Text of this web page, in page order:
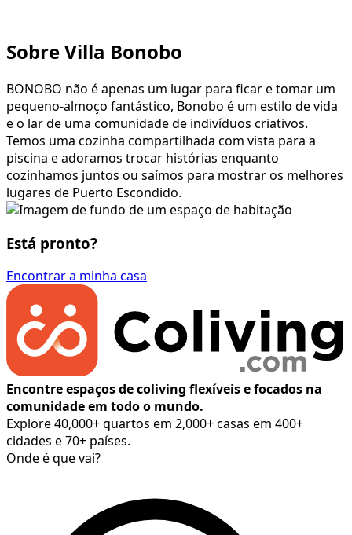
Sobre Villa Bonobo
BONOBO não é apenas um lugar para ficar e tomar um
pequeno-almoço fantástico, Bonobo é um estilo de vida
e o lar de uma comunidade de indivíduos criativos.
Temos uma cozinha compartilhada com vista para a
piscina e adoramos trocar histórias enquanto
cozinhamos juntos ou saímos para mostrar os melhores
lugares de Puerto Escondido.
Está pronto?
Encontrar a minha casa
Encontre espaços de coliving flexíveis e focados na
comunidade em todo o mundo.
Explore 40,000+ quartos em 2,000+ casas em 400+
cidades e 70+ países.
Onde é que vai?